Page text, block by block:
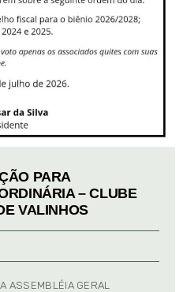
PARA
– CLUBE
VALINHOS
ASSEMBLÉIA GERAL